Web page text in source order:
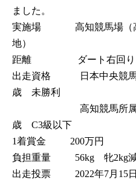
ました。
実施場 高知競馬場（高
地）
距離 ダート右回り
出走資格 日本中央競馬
歳 未勝利
高知競馬所属馬
歳 C3級以下
1着賞金 200万円
負担重量 56kg 牝2kg
出走投票 2022年7月15